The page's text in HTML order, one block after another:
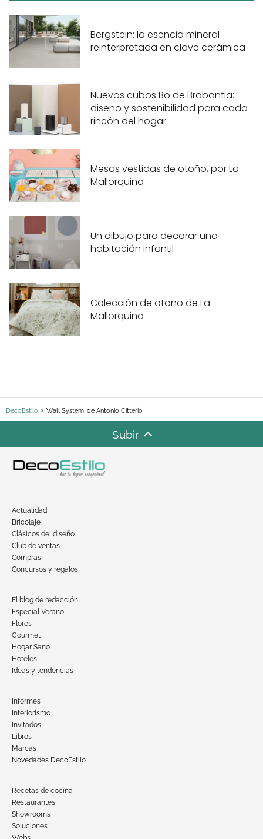
Bergstein: la esencia mineral
reinterpretada en clave cerámica
Nuevos cubos Bo de Brabantia:
diseño y sostenibilidad para cada
rincón del hogar
Mesas vestidas de otoño, por La
Mallorquina
Un dibujo para decorar una
habitación infantil
Colección de otoño de La
Mallorquina
DecoEstilo Wall System, de Antonio Citterio
Subir
Actualidad
Bricolaje
Clásicos del diseño
Club de ventas
Compras
Concursos y regalos
El blog de redacción
Especial Verano
Flores
Gourmet
Hogar Sano
Hoteles
Ideas y tendencias
Informes
Interiorismo
Invitados
Libros
Marcas
Novedades DecoEstilo
Recetas de cocina
Restaurantes
Showrooms
Soluciones